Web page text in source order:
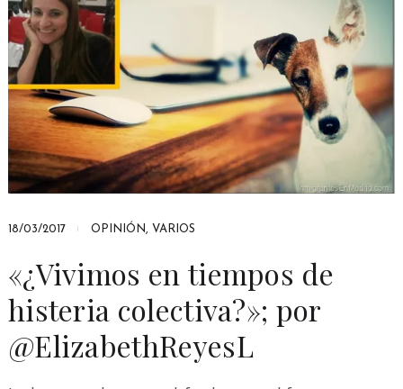
18/03/2017 OPINIÓN, VARIOS
«¿Vivimos en tiempos de
histeria colectiva?»; por
@ElizabethReyesL